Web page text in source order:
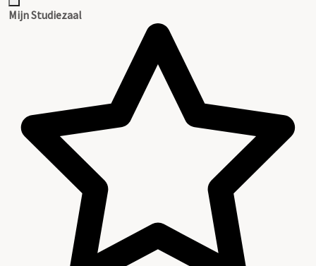
Mijn Studiezaal